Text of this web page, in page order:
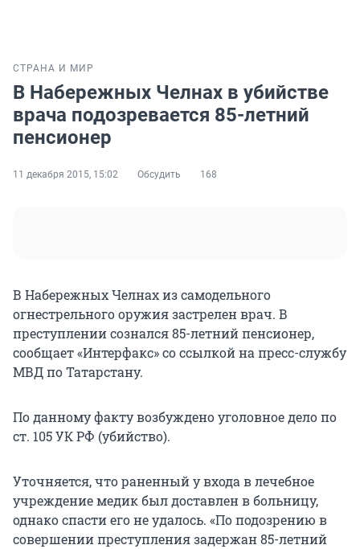
СТРАНА И МИР
В Набережных Челнах в убийстве
врача подозревается 85-летний
пенсионер
11 декабря 2015, 15:02 Обсудить 168
В Набережных Челнах из самодельного
огнестрельного оружия застрелен врач. В
преступлении сознался 85-летний пенсионер,
сообщает «Интерфакс» со ссылкой на пресс-службу
МВД по Татарстану.
По данному факту возбуждено уголовное дело по
ст. 105 УК РФ (убийство).
Уточняется, что раненный у входа в лечебное
учреждение медик был доставлен в больницу,
однако спасти его не удалось. «По подозрению в
совершении преступления задержан 85-летний